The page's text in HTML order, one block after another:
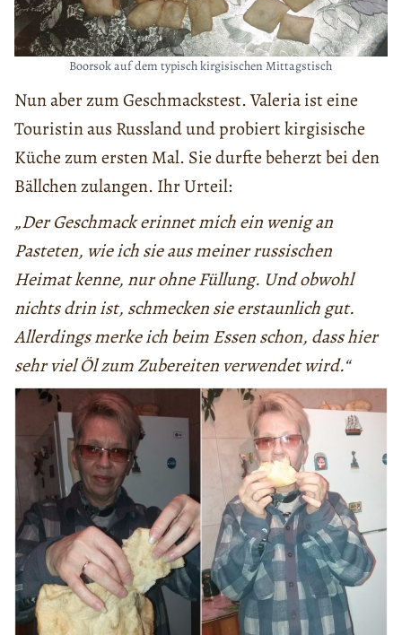
Boorsok auf dem typisch kirgisischen Mittagstisch
Nun aber zum Geschmackstest. Valeria ist eine
Touristin aus Russland und probiert kirgisische
Küche zum ersten Mal. Sie durfte beherzt bei den
Bällchen zulangen. Ihr Urteil:
„Der Geschmack erinnet mich ein wenig an
Pasteten, wie ich sie aus meiner russischen
Heimat kenne, nur ohne Füllung. Und obwohl
nichts drin ist, schmecken sie erstaunlich gut.
Allerdings merke ich beim Essen schon, dass hier
sehr viel Öl zum Zubereiten verwendet wird.“